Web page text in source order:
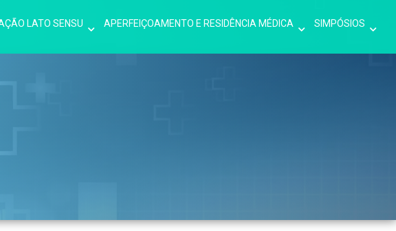
LATO SENSU APERFEIÇOAMENTO E RESIDÊNCIA MÉDICA SIMPÓSIOS